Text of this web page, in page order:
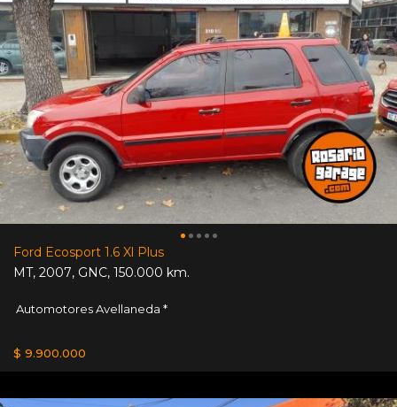
Ford Ecosport 1.6 Xl Plus
MT, 2007, GNC, 150.000 km.
Automotores Avellaneda *
$ 9.900.000